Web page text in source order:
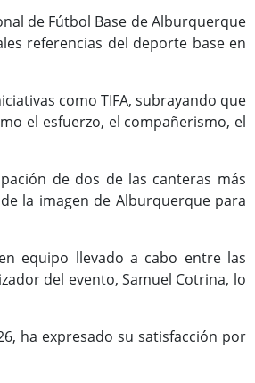
de Fútbol Base de Alburquerque
referencias del deporte base en
como TIFA, subrayando que
el esfuerzo, el compañerismo, el
de dos de las canteras más
la imagen de Alburquerque para
equipo llevado a cabo entre las
del evento, Samuel Cotrina, lo
ha expresado su satisfacción por